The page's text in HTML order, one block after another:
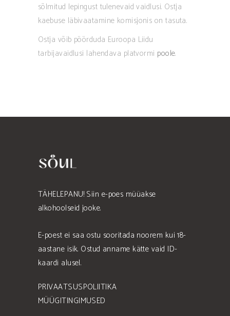
sõlmitud lepingust tulenevaid vaidlusi. Ostja
kaebuse läbivaatamine komisjonis on tasuta.
Ostja võib pöörduda Euroopa Liidu
tarbijavaidlusi lahendava platvormi poole.
TÄHELEPANU! Siin e-poes müüakse
alkohoolseid jooke.
E-poest ei saa ostu sooritada noorem kui 18-
aastane isik. Ostud anname kätte vaid ID-
kaardi alusel.
PRIVAATSUSPOLIITIKA
MÜÜGITINGIMUSED